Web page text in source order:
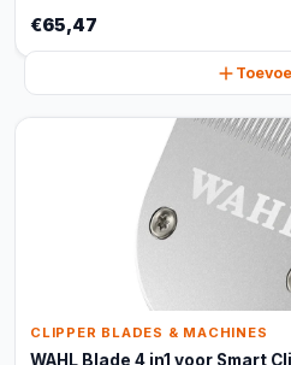
€65,47
CLIPPER BLADES & MACHINES
WAHL Blade 4 in1 voor Smart